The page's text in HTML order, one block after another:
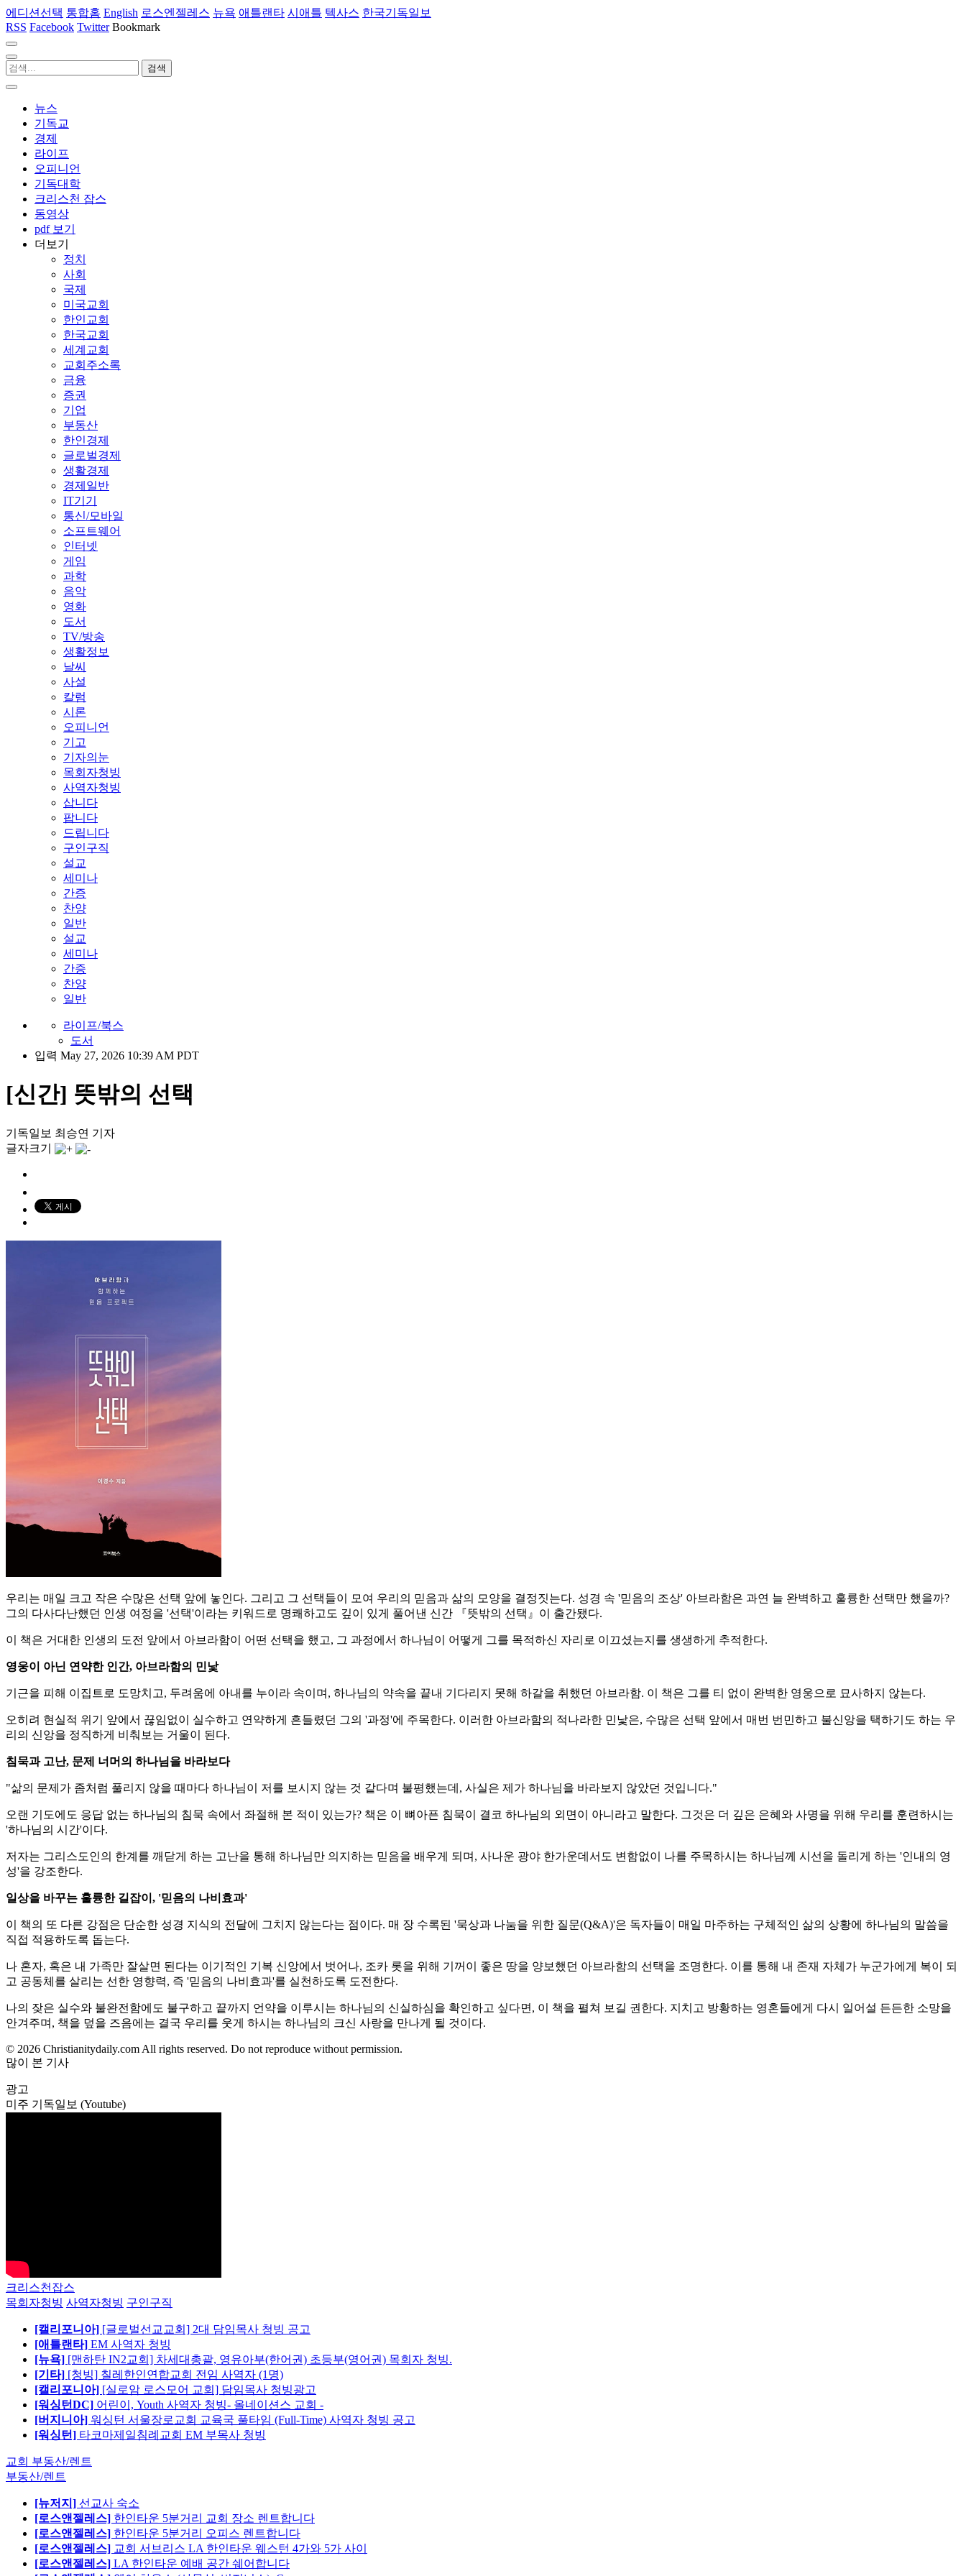
에디션선택 통합홈 English 로스엔젤레스 뉴욕 애틀랜타 시애틀 텍사스 한국기독일보
RSS Facebook Twitter Bookmark
뉴스
기독교
경제
라이프
오피니언
기독대학
크리스천 잡스
동영상
pdf 보기
더보기
정치
사회
국제
미국교회
한인교회
한국교회
세계교회
교회주소록
금융
증권
기업
부동산
한인경제
글로벌경제
생활경제
경제일반
IT기기
통신/모바일
소프트웨어
인터넷
게임
과학
음악
영화
도서
TV/방송
생활정보
날씨
사설
칼럼
시론
오피니언
기고
기자의눈
목회자청빙
사역자청빙
삽니다
팝니다
드립니다
구인구직
설교
세미나
간증
찬양
일반
설교
세미나
간증
찬양
일반
라이프/북스
도서
입력 May 27, 2026 10:39 AM PDT
[신간] 뜻밖의 선택
기독일보 최승연 기자
글자크기
우리는 매일 크고 작은 수많은 선택 앞에 놓인다. 그리고 그 선택들이 모여 우리의 믿음과 삶의 모양을 결정짓는다. 성경 속 '믿음의 조상' 아브라함은 과연 늘 완벽하고 훌륭한 선택만 했을까?
그의 다사다난했던 인생 여정을 '선택'이라는 키워드로 명쾌하고도 깊이 있게 풀어낸 신간 『뜻밖의 선택』이 출간됐다.
이 책은 거대한 인생의 도전 앞에서 아브라함이 어떤 선택을 했고, 그 과정에서 하나님이 어떻게 그를 목적하신 자리로 이끄셨는지를 생생하게 추적한다.
영웅이 아닌 연약한 인간, 아브라함의 민낯
기근을 피해 이집트로 도망치고, 두려움에 아내를 누이라 속이며, 하나님의 약속을 끝내 기다리지 못해 하갈을 취했던 아브라함. 이 책은 그를 티 없이 완벽한 영웅으로 묘사하지 않는다.
오히려 현실적 위기 앞에서 끊임없이 실수하고 연약하게 흔들렸던 그의 '과정'에 주목한다. 이러한 아브라함의 적나라한 민낯은, 수많은 선택 앞에서 매번 번민하고 불신앙을 택하기도 하는 우
리의 신앙을 정직하게 비춰보는 거울이 된다.
침묵과 고난, 문제 너머의 하나님을 바라보다
"삶의 문제가 좀처럼 풀리지 않을 때마다 하나님이 저를 보시지 않는 것 같다며 불평했는데, 사실은 제가 하나님을 바라보지 않았던 것입니다."
오랜 기도에도 응답 없는 하나님의 침묵 속에서 좌절해 본 적이 있는가? 책은 이 뼈아픈 침묵이 결코 하나님의 외면이 아니라고 말한다. 그것은 더 깊은 은혜와 사명을 위해 우리를 훈련하시는
'하나님의 시간'이다.
저자는 그리스도인의 한계를 깨닫게 하는 고난을 통해 하나님만 의지하는 믿음을 배우게 되며, 사나운 광야 한가운데서도 변함없이 나를 주목하시는 하나님께 시선을 돌리게 하는 '인내의 영
성'을 강조한다.
일상을 바꾸는 훌륭한 길잡이, '믿음의 나비효과'
이 책의 또 다른 강점은 단순한 성경 지식의 전달에 그치지 않는다는 점이다. 매 장 수록된 '묵상과 나눔을 위한 질문(Q&A)'은 독자들이 매일 마주하는 구체적인 삶의 상황에 하나님의 말씀을
직접 적용하도록 돕는다.
나 혼자, 혹은 내 가족만 잘살면 된다는 이기적인 기복 신앙에서 벗어나, 조카 롯을 위해 기꺼이 좋은 땅을 양보했던 아브라함의 선택을 조명한다. 이를 통해 내 존재 자체가 누군가에게 복이 되
고 공동체를 살리는 선한 영향력, 즉 '믿음의 나비효과'를 실천하도록 도전한다.
나의 잦은 실수와 불완전함에도 불구하고 끝까지 언약을 이루시는 하나님의 신실하심을 확인하고 싶다면, 이 책을 펼쳐 보길 권한다. 지치고 방황하는 영혼들에게 다시 일어설 든든한 소망을
안겨주며, 책을 덮을 즈음에는 결국 우리를 웃게 하시는 하나님의 크신 사랑을 만나게 될 것이다.
© 2026 Christianitydaily.com All rights reserved. Do not reproduce without permission.
많이 본 기사
광고
미주 기독일보 (Youtube)
크리스천잡스
목회자청빙 사역자청빙 구인구직
[캘리포니아] [글로벌선교교회] 2대 담임목사 청빙 공고
[애틀랜타] EM 사역자 청빙
[뉴욕] [맨하탄 IN2교회] 차세대총괄, 영유아부(한어권) 초등부(영어권) 목회자 청빙.
[기타] [청빙] 칠레한인연합교회 전임 사역자 (1명)
[캘리포니아] [실로암 로스모어 교회] 담임목사 청빙광고
[워싱턴DC] 어린이, Youth 사역자 청빙- 올네이션스 교회 -
[버지니아] 워싱턴 서울장로교회 교육국 풀타임 (Full-Time) 사역자 청빙 공고
[워싱턴] 타코마제일침례교회 EM 부목사 청빙
교회 부동산/렌트
부동산/렌트
[뉴저지] 선교사 숙소
[로스앤젤레스] 한인타운 5분거리 교회 장소 렌트합니다
[로스앤젤레스] 한인타운 5분거리 오피스 렌트합니다
[로스앤젤레스] 교회 서브리스 LA 한인타운 웨스턴 4가와 5가 사이
[로스앤젤레스] LA 한인타운 예배 공간 쉐어합니다